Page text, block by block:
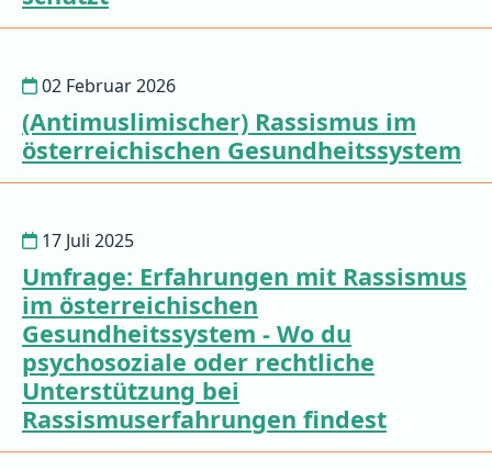
02 Februar 2026
(Antimuslimischer) Rassismus im
österreichischen Gesundheitssystem
17 Juli 2025
Umfrage: Erfahrungen mit Rassismus
im österreichischen
Gesundheitssystem - Wo du
psychosoziale oder rechtliche
Unterstützung bei
Rassismuserfahrungen findest